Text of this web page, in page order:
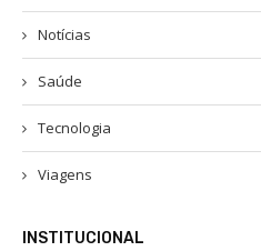
Notícias
Saúde
Tecnologia
Viagens
INSTITUCIONAL